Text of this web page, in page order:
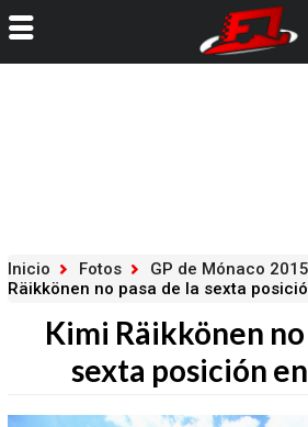
Inicio Fotos GP de Mónaco
Räikkönen no pasa de la sexta
Kimi Räikkönen no
sexta posición